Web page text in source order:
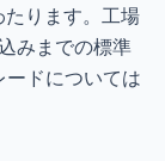
ります。工場
みまでの標準
ドについては